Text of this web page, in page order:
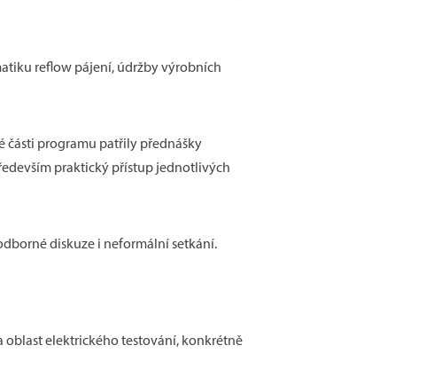
reflow pájení, údržby výrobních
části programu patřily přednášky
praktický přístup jednotlivých
diskuze i neformální setkání.
oblast elektrického testování, konkrétně